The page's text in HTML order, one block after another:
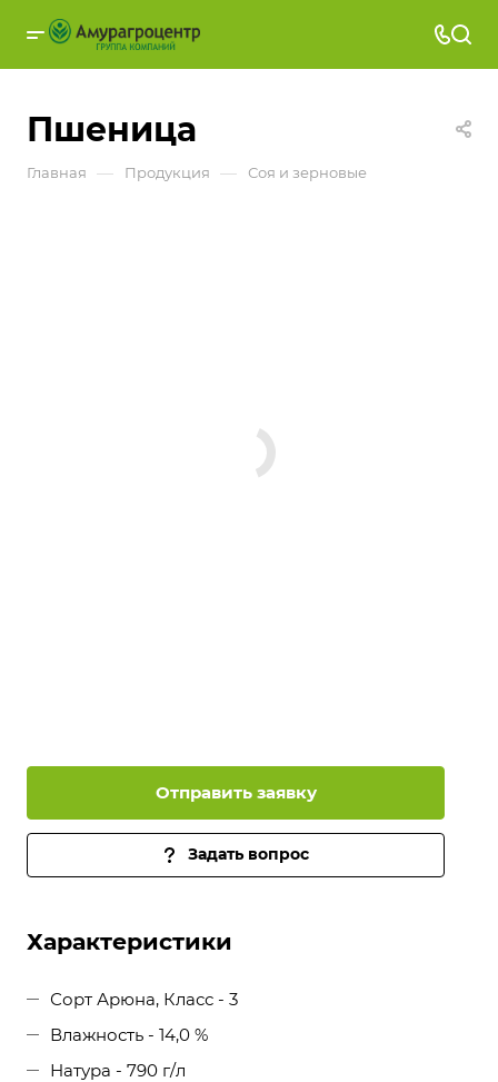
Пшеница
Главная — Продукция — Соя и зерновые
Отправить заявку
Задать вопрос
Характеристики
Сорт Арюна, Класс - 3
Влажность - 14,0 %
Натура - 790 г/л